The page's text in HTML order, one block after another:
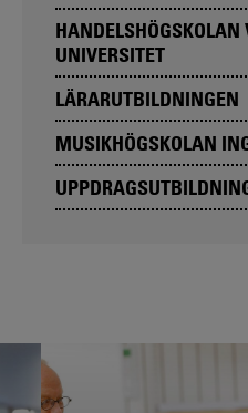
HANDELSHÖGSKOLAN
UNIVERSITET
LÄRARUTBILDNINGEN
MUSIKHÖGSKOLAN